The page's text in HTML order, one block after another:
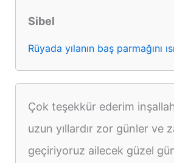
Sibel
Rüyada yılanın baş parmağını
Çok teşekkür ederim
uzun yıllardır zor günler ve
geçiriyoruz ailecek güzel